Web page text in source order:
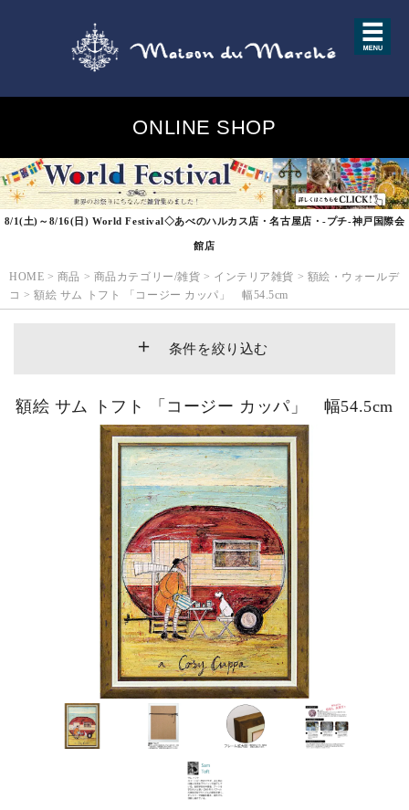
ONLINE SHOP
8/1(土)～8/16(日) World Festival◇あべのハルカス店・名古屋店・-プチ-神戸国際会
館店
HOME > 商品 > 商品カテゴリー/雑貨 > インテリア雑貨 > 額絵・ウォールデ
コ >額絵 サム トフト 「コージー カッパ」 幅54.5cm
条件を絞り込む
ピックアップ商品
商品カテゴリー/家具
商品カテゴリー/雑貨
カラー
素材
額絵 サム トフト 「コージー カッパ」 幅54.5cm